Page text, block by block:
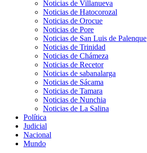
Noticias de Villanueva
Noticias de Hatocorozal
Noticias de Orocue
Noticias de Pore
Noticias de San Luis de Palenque
Noticias de Trinidad
Noticias de Chámeza
Noticias de Recetor
Noticias de sabanalarga
Noticias de Sácama
Noticias de Tamara
Noticias de Nunchia
Noticias de La Salina
Política
Judicial
Nacional
Mundo